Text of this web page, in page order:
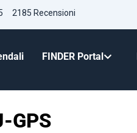
2185 Recensioni
FINDER Portal
GPS